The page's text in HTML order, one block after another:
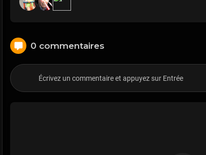
0 commentaires